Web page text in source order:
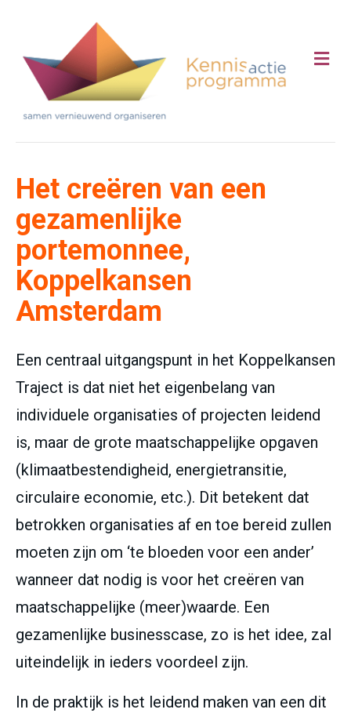
Het creëren van een
gezamenlijke
portemonnee,
Koppelkansen
Amsterdam
Een centraal uitgangspunt in het Koppelkansen
Traject is dat niet het eigenbelang van
individuele organisaties of projecten leidend
is, maar de grote maatschappelijke opgaven
(klimaatbestendigheid, energietransitie,
circulaire economie, etc.). Dit betekent dat
betrokken organisaties af en toe bereid zullen
moeten zijn om ‘te bloeden voor een ander’
wanneer dat nodig is voor het creëren van
maatschappelijke (meer)waarde. Een
gezamenlijke businesscase, zo is het idee, zal
uiteindelijk in ieders voordeel zijn.
In de praktijk is het leidend maken van een dit